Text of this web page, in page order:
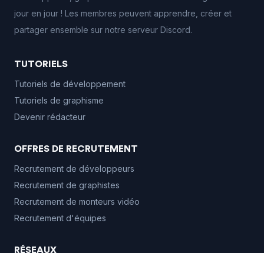
jour en jour ! Les membres peuvent apprendre, créer et
partager ensemble sur notre serveur Discord.
TUTORIELS
Tutoriels de développement
Tutoriels de graphisme
Devenir rédacteur
OFFRES DE RECRUTEMENT
Recrutement de développeurs
Recrutement de graphistes
Recrutement de monteurs vidéo
Recrutement d'équipes
RÉSEAUX